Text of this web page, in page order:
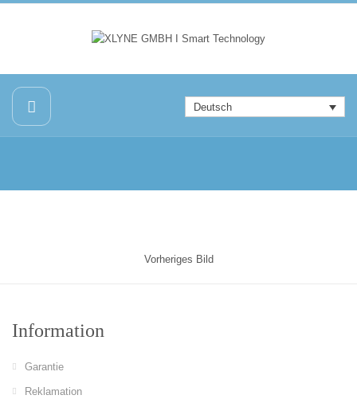
Deutsch
Vorheriges Bild
Information
Garantie
Reklamation